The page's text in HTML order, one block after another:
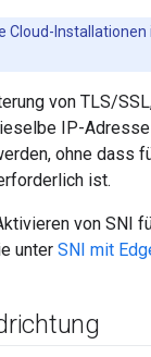
Cloud-Installationen
von TLS/
IP-
ohne dass
ist.
von SNI
unter SNI mit